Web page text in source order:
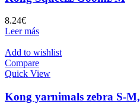
pueden
8.24€
Leer más
Add to wishlist
Compare
Quick View
Kong yarnimals zebra S-M,